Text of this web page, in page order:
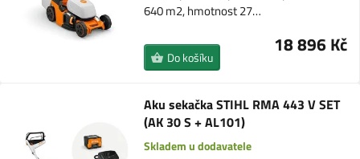
640 m2, hmotnost 27…
18 896 Kč
Do košíku
Aku sekačka STIHL RMA 443 V SET
(AK 30 S + AL101)
Skladem u dodavatele